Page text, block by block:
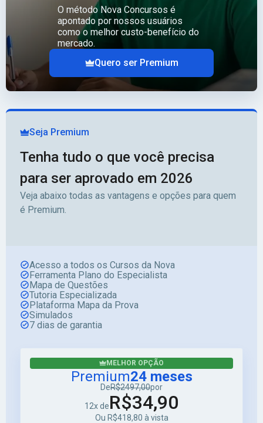
O método Nova Concursos é
apontado por nossos usuários
como o melhor custo-benefício do
mercado.
Quero ser Premium
Seja Premium
Tenha tudo o que você precisa
para ser aprovado em 2026
Veja abaixo todas as vantagens e opções para quem
é Premium.
Acesso a todos os Cursos da Nova
Ferramenta Plano do Especialista
Mapa de Questões
Tutoria Especializada
Plataforma Mapa da Prova
Simulados
7 dias de garantia
MELHOR OPÇÃO
Premium24 meses
DeR$2497,00por
12x deR$34,90
Ou R$418,80 à vista